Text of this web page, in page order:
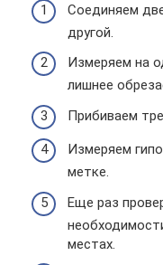
Соединяем
другой.
Измеряем на
лишнее
Прибиваем
Измеряем
метке.
Еще раз
местах.